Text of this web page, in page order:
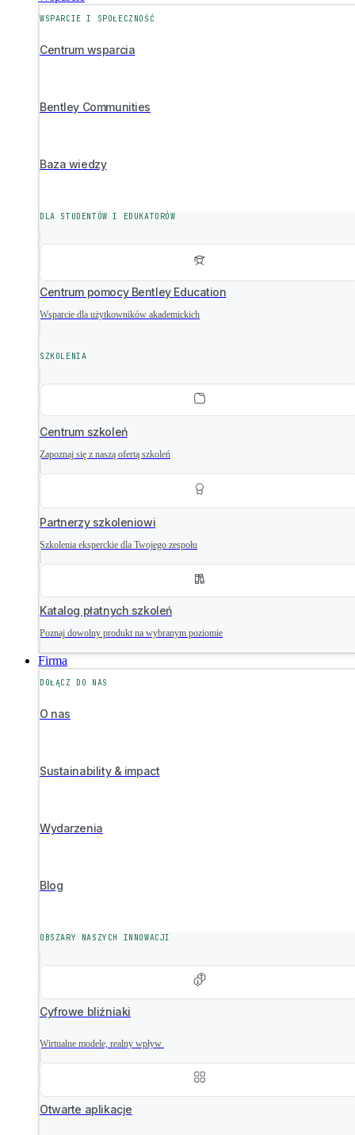
WSPARCIE I SPOŁECZNOŚĆ
Centrum wsparcia
Bentley Communities
Baza wiedzy
DLA STUDENTÓW I EDUKATORÓW
Centrum pomocy Bentley Education
Wsparcie dla użytkowników akademickich
SZKOLENIA
Centrum szkoleń
Zapoznaj się z naszą ofertą szkoleń
Partnerzy szkoleniowi
Szkolenia eksperckie dla Twojego zespołu
Katalog płatnych szkoleń
Poznaj dowolny produkt na wybranym poziomie
Firma
DOŁĄCZ DO NAS
O nas
Sustainability & impact
Wydarzenia
Blog
OBSZARY NASZYCH INNOWACJI
Cyfrowe bliźniaki
Wirtualne modele, realny wpływ
Otwarte aplikacje